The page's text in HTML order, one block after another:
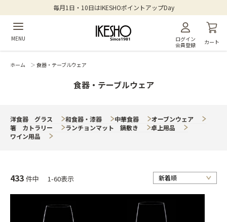
毎月1日・10日はIKESHOポイントアップDay
MENU
ログイン
会員登録
カート
ホーム ＞ 食器・テーブルウェア
食器・テーブルウェア
洋食器 グラス 和食器・漆器 中華食器
オーブンウェア
箸 カトラリー
ランチョンマット 鍋敷き
卓上用品
ワイン用品
433 件中 1-60表示